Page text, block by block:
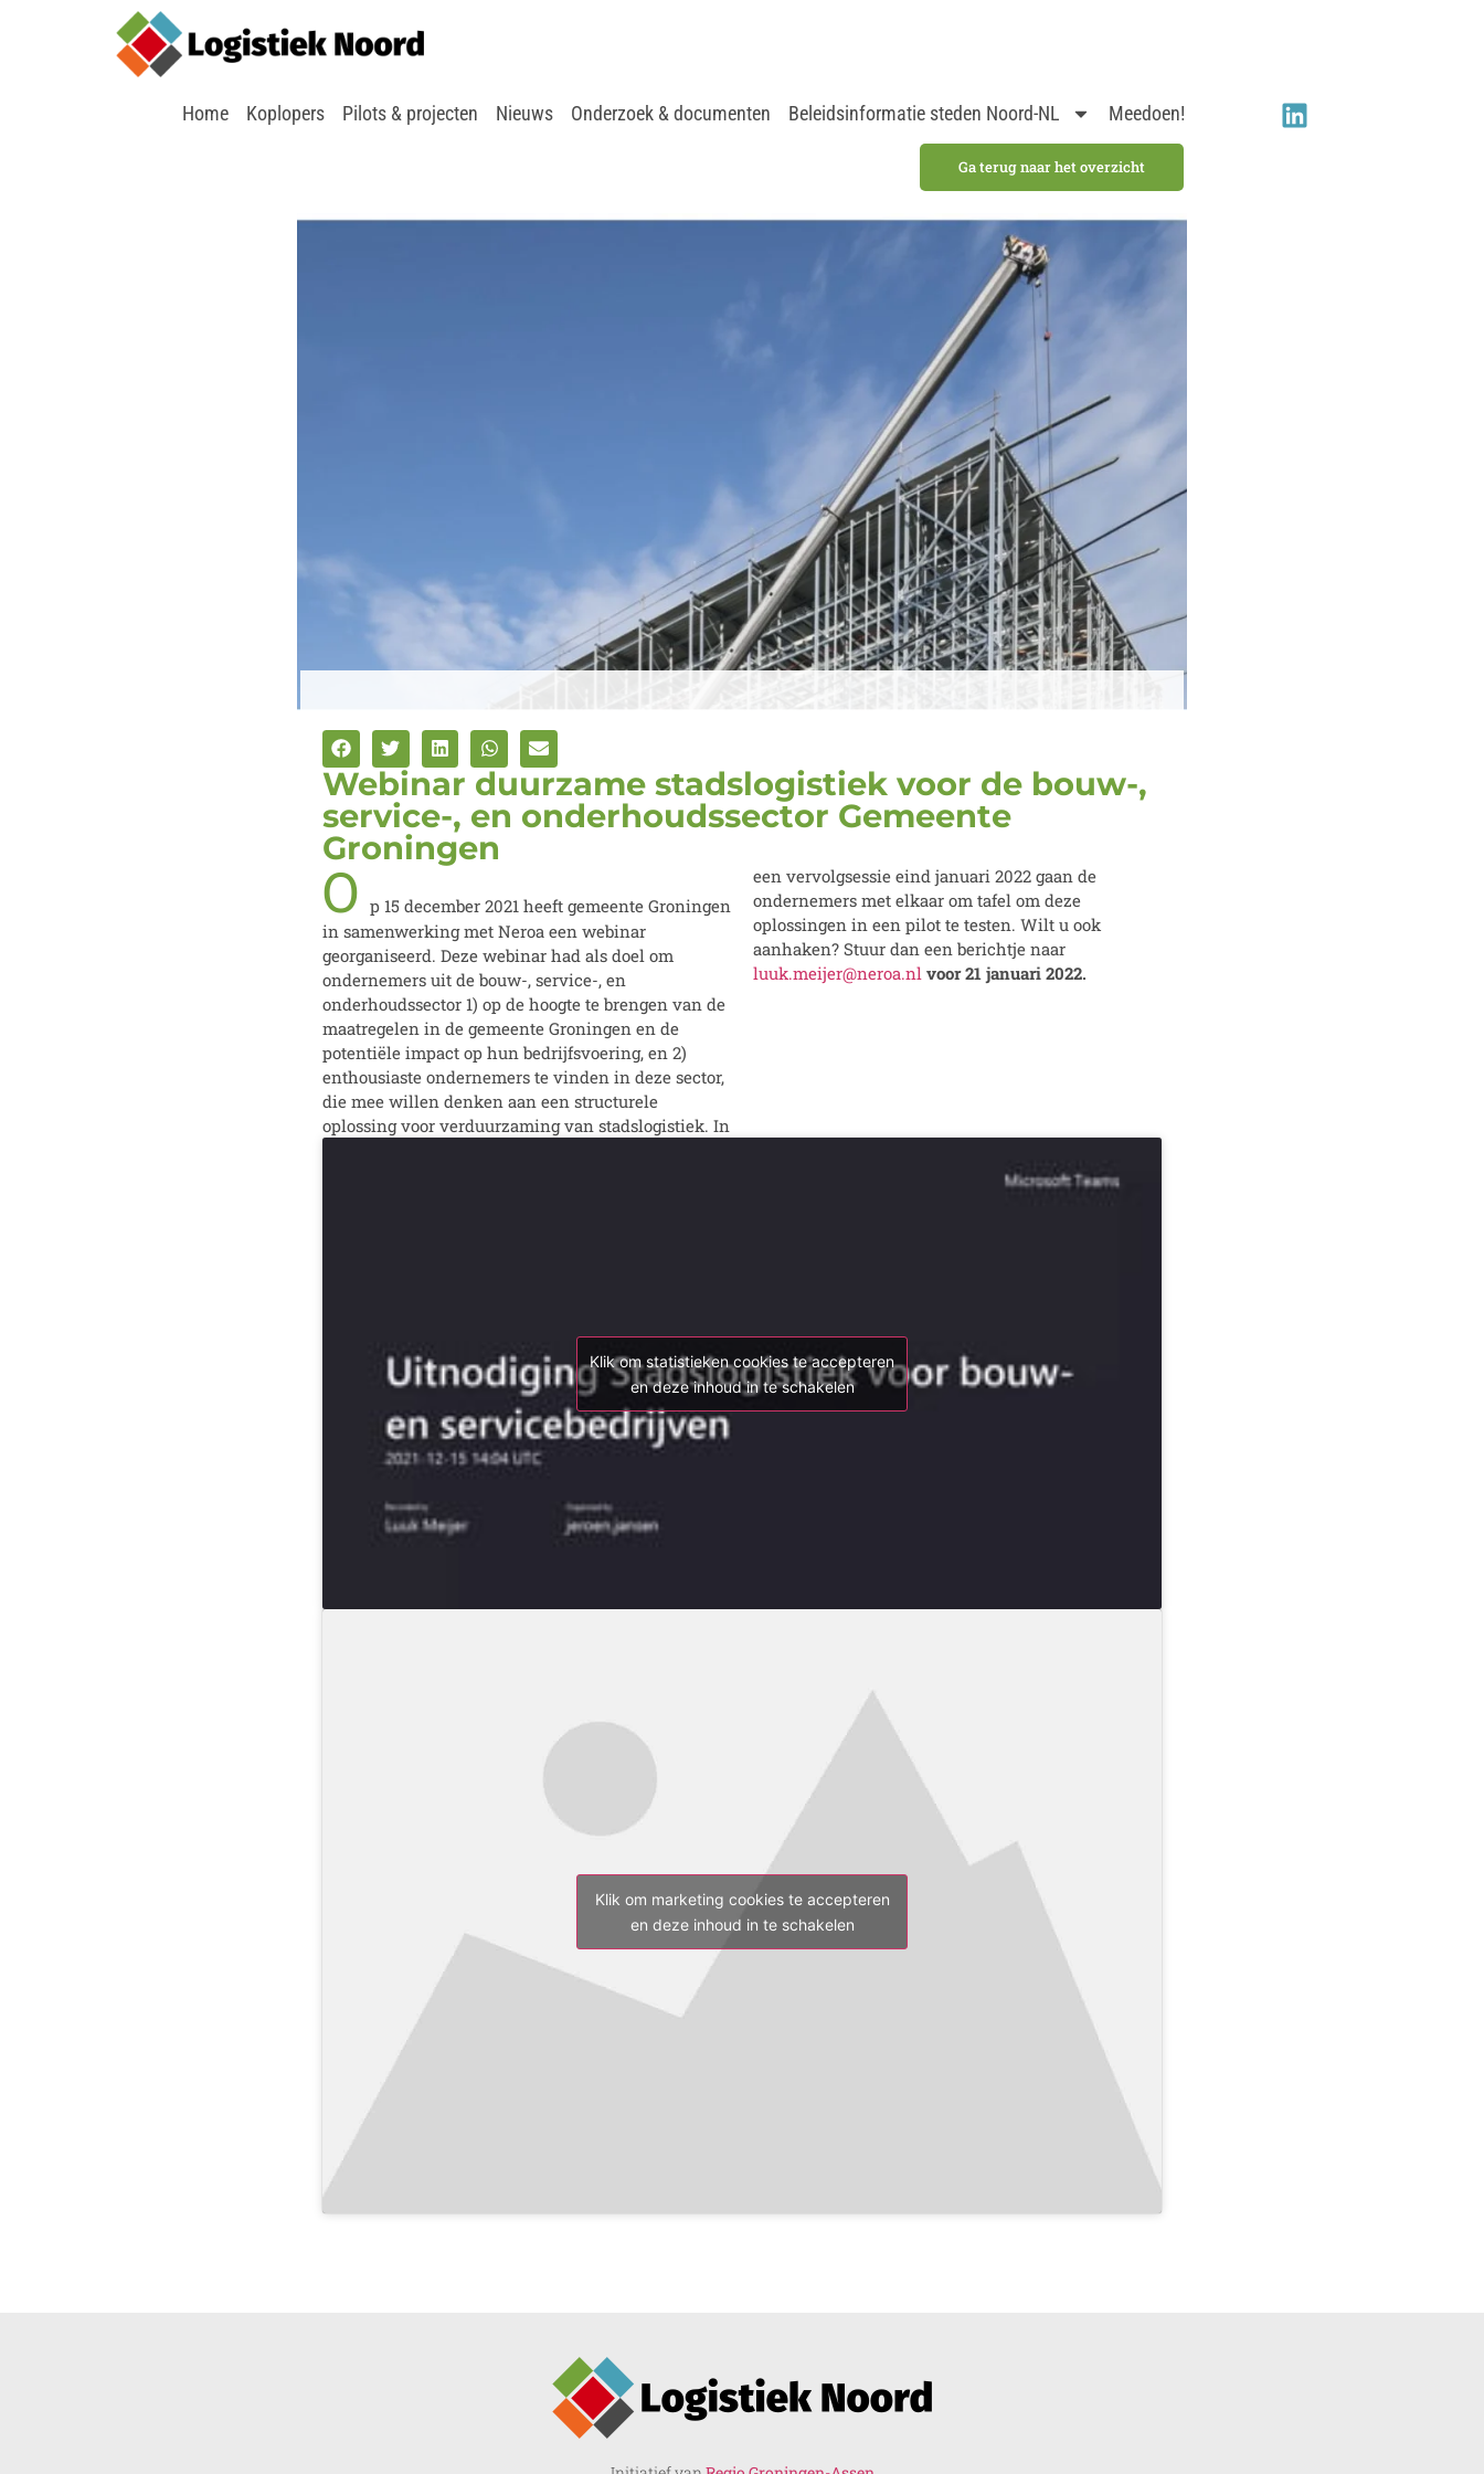
Home Koplopers Pilots & projecten Nieuws Onderzoek & documenten Beleidsinformatie steden Noord-NL Meedoen!
Ga terug naar het overzicht
Webinar duurzame stadslogistiek voor de bouw-,
service-, en onderhoudssector Gemeente
Groningen
O p 15 december 2021 heeft gemeente Groningen
in samenwerking met Neroa een webinar
georganiseerd. Deze webinar had als doel om
ondernemers uit de bouw-, service-, en
onderhoudssector 1) op de hoogte te brengen van de
maatregelen in de gemeente Groningen en de
potentiële impact op hun bedrijfsvoering, en 2)
enthousiaste ondernemers te vinden in deze sector,
die mee willen denken aan een structurele
oplossing voor verduurzaming van stadslogistiek. In
een vervolgsessie eind januari 2022 gaan de
ondernemers met elkaar om tafel om deze
oplossingen in een pilot te testen. Wilt u ook
aanhaken? Stuur dan een berichtje naar
luuk.meijer@neroa.nl voor 21 januari 2022.
Klik om statistieken cookies te accepteren
en deze inhoud in te schakelen
Klik om marketing cookies te accepteren
en deze inhoud in te schakelen